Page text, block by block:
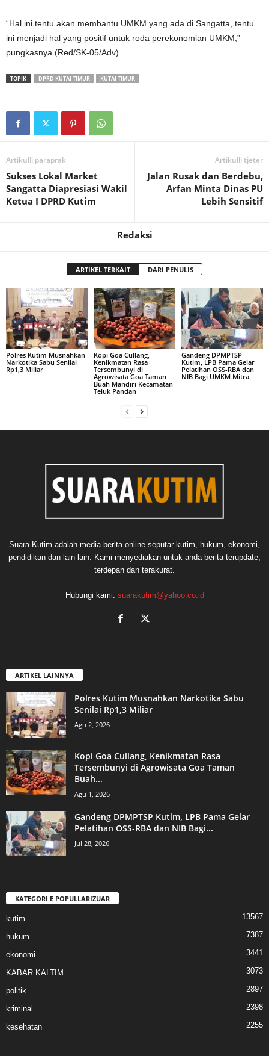
“Hal ini tentu akan membantu UMKM yang ada di Sangatta, tentu
ini menjadi hal yang positif untuk roda perekonomian UMKM,”
pungkasnya.(Red/SK-05/Adv)
TOPIK DPRD KUTAI TIMUR KUTAI TIMUR
Artikulli paraprak
Sukses Lokal Market
Sangatta Diapresiasi Wakil
Ketua I DPRD Kutim
Artikulli tjetër
Jalan Rusak dan Berdebu,
Arfan Minta Dinas PU
Lebih Sensitif
Redaksi
ARTIKEL TERKAIT DARI PENULIS
Polres Kutim Musnahkan
Narkotika Sabu Senilai
Rp1,3 Miliar
Kopi Goa Cullang,
Kenikmatan Rasa
Tersembunyi di
Agrowisata Goa Taman
Buah Mandiri Kecamatan
Teluk Pandan
Gandeng DPMPTSP
Kutim, LPB Pama Gelar
Pelatihan OSS-RBA dan
NIB Bagi UMKM Mitra
Suara Kutim adalah media berita online seputar kutim, hukum, ekonomi,
pendidikan dan lain-lain. Kami menyediakan untuk anda berita terupdate,
terdepan dan terakurat.
Hubungi kami: suarakutim@yahoo.co.id
ARTIKEL LAINNYA
Polres Kutim Musnahkan Narkotika Sabu
Senilai Rp1,3 Miliar
Agu 2, 2026
Kopi Goa Cullang, Kenikmatan Rasa
Tersembunyi di Agrowisata Goa Taman
Buah...
Agu 1, 2026
Gandeng DPMPTSP Kutim, LPB Pama Gelar
Pelatihan OSS-RBA dan NIB Bagi...
Jul 28, 2026
KATEGORI E POPULLARIZUAR
kutim 13567
hukum 7387
ekonomi 3441
KABAR KALTIM 3073
politik 2897
kriminal 2398
kesehatan 2255